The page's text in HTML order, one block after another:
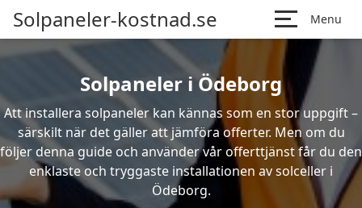
Solpaneler-kostnad.se Menu
Solpaneler i Ödeborg
Att installera solpaneler kan kännas som en stor uppgift –
särskilt när det gäller att jämföra offerter. Men om du
följer denna guide och använder vår offerttjänst får du den
enklaste och tryggaste installationen av solceller i
Ödeborg.